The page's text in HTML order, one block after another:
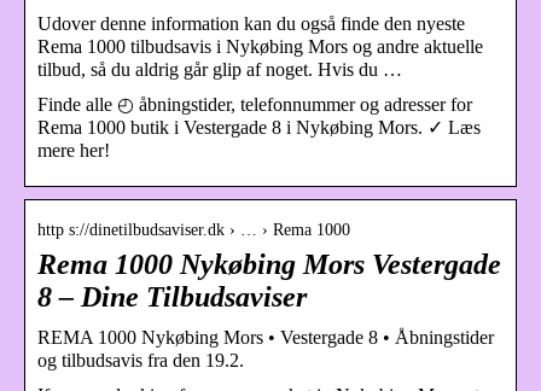
Udover denne information kan du også finde den nyeste
Rema 1000 tilbudsavis i Nykøbing Mors og andre aktuelle
tilbud, så du aldrig går glip af noget. Hvis du …
Finde alle ◴ åbningstider, telefonnummer og adresser for
Rema 1000 butik i Vestergade 8 i Nykøbing Mors. ✓ Læs
mere her!
http s://dinetilbudsaviser.dk › … › Rema 1000
Rema 1000 Nykøbing Mors Vestergade
8 – Dine Tilbudsaviser
REMA 1000 Nykøbing Mors • Vestergade 8 • Åbningstider
og tilbudsavis fra den 19.2.